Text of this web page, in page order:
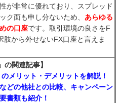
が非常に優れており、スプレッド
ク面も申し分ないため、 あらゆる
の口座です。取引環境の良さをF
から外せないFX口座と言えま
の関連記事】
メリット・デメリットを解説！
どの他社との比較、キャンペーン
書類も紹介！